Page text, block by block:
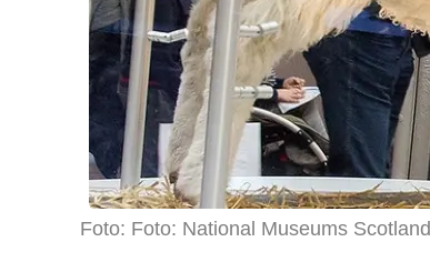
Foto: Foto: National Museums Scotland